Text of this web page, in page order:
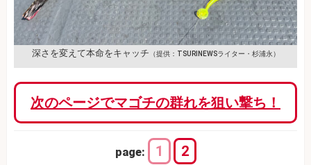
深さを変えて本命をキャッチ （提供：TSURINEWSライター・杉浦永）
次のページでマゴチの群れを狙い撃ち！
page: 1 2